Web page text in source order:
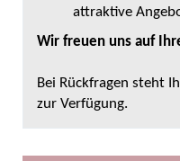
attraktive
Wir freuen uns auf
Bei Rückfragen steht
zur Verfügung.